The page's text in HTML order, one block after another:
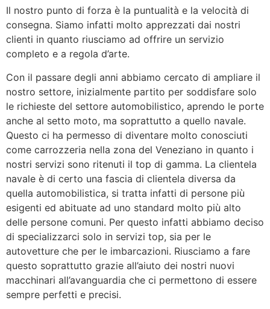
Il nostro punto di forza è la puntualità e la velocità di
consegna. Siamo infatti molto apprezzati dai nostri
clienti in quanto riusciamo ad offrire un servizio
completo e a regola d’arte.
Con il passare degli anni abbiamo cercato di ampliare il
nostro settore, inizialmente partito per soddisfare solo
le richieste del settore automobilistico, aprendo le porte
anche al setto moto, ma soprattutto a quello navale.
Questo ci ha permesso di diventare molto conosciuti
come carrozzeria nella zona del Veneziano in quanto i
nostri servizi sono ritenuti il top di gamma. La clientela
navale è di certo una fascia di clientela diversa da
quella automobilistica, si tratta infatti di persone più
esigenti ed abituate ad uno standard molto più alto
delle persone comuni. Per questo infatti abbiamo deciso
di specializzarci solo in servizi top, sia per le
autovetture che per le imbarcazioni. Riusciamo a fare
questo soprattutto grazie all’aiuto dei nostri nuovi
macchinari all’avanguardia che ci permettono di essere
sempre perfetti e precisi.